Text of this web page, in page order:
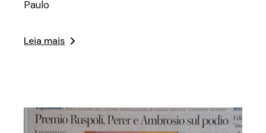
Paulo
Leia mais